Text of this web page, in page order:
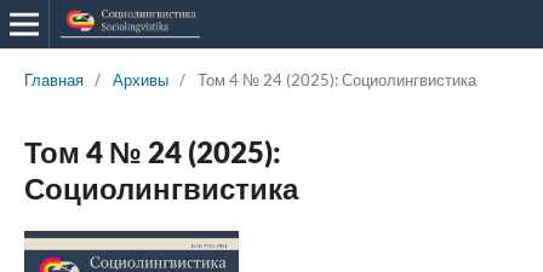
Главная / Архивы / Том 4 № 24 (2025): Социолингвистика
Том 4 № 24 (2025):
Социолингвистика